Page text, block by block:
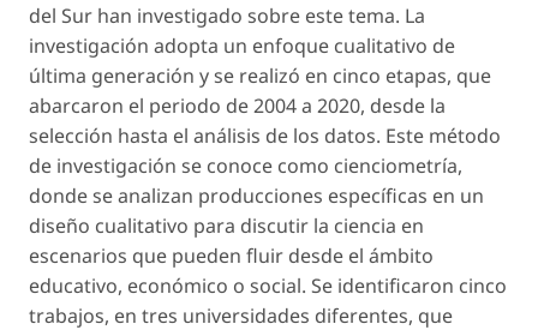
del Sur han investigado sobre este tema. La
investigación adopta un enfoque cualitativo de
última generación y se realizó en cinco etapas, que
abarcaron el periodo de 2004 a 2020, desde la
selección hasta el análisis de los datos. Este método
de investigación se conoce como cienciometría,
donde se analizan producciones específicas en un
diseño cualitativo para discutir la ciencia en
escenarios que pueden fluir desde el ámbito
educativo, económico o social. Se identificaron cinco
trabajos, en tres universidades diferentes, que